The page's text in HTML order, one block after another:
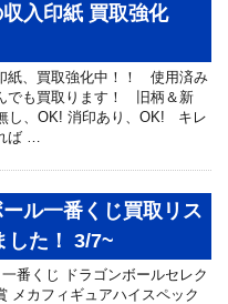
入印紙 買取強化
紙、買取強化中！！ 使用済み
でも買取ります！ 旧柄＆新
し、OK! 消印あり、OK! キレ
ば …
ール一番くじ買取リス
した！ 3/7~
番くじ ドラゴンボールセレク
メカフィギュアハイスペック